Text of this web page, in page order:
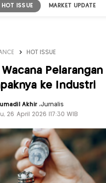
HOT ISSUE MARKET UPDATE
HOT ISSUE
ke Industri
Akhir ,Jurnalis
26 April 2026 |17:30 WIB